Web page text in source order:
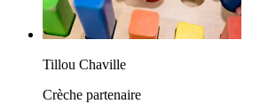
Tillou Chaville
Crèche partenaire